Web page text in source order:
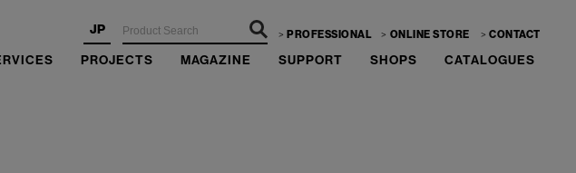
JP PROFESSIONAL ONLINE STORE CONTACT
PROJECTS MAGAZINE SUPPORT SHOPS CATALOGUES